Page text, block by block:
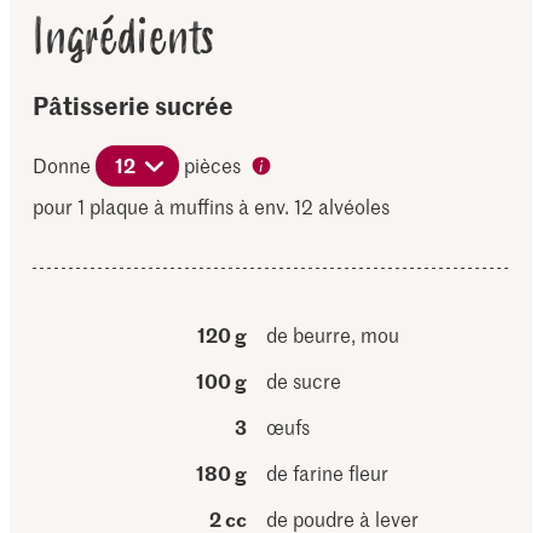
Ingrédients
Pâtisserie sucrée
Donne 12
pièces
pour 1 plaque à muffins à env. 12 alvéoles
120 g
de beurre, mou
100 g
de sucre
3
œufs
180 g
de farine fleur
2 cc
de poudre à lever